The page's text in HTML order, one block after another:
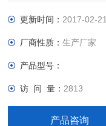
更新时间： 2017-02-21
厂商性质：生产厂家
产品型号：
访 问 量： 2813
产品咨询